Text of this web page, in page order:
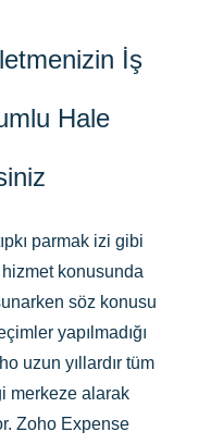
İş
Hale
parmak izi gibi
hizmet konusunda
söz konusu
yapılmadığı
uzun yıllardır tüm
merkeze alarak
Zoho Expense